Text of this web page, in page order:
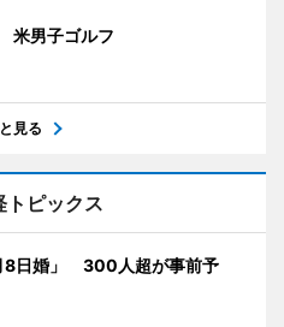
米男子ゴルフ
見る
トピックス
8日婚」 300人超が事前予